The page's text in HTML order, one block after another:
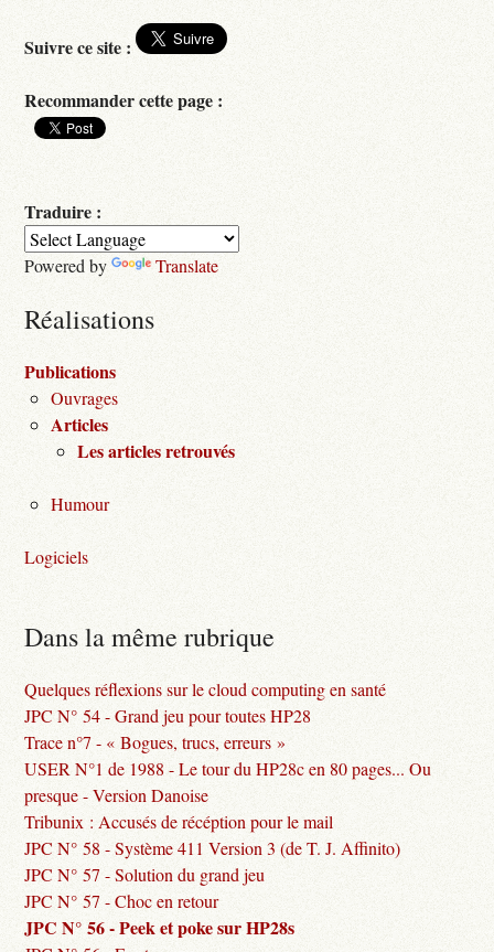
Suivre ce site :
Recommander cette page :
Traduire :
Powered by Translate
Réalisations
Publications
Ouvrages
Articles
Les articles retrouvés
Humour
Logiciels
Dans la même rubrique
Quelques réflexions sur le cloud computing en santé
JPC N° 54 - Grand jeu pour toutes HP28
Trace n°7 - « Bogues, trucs, erreurs »
USER N°1 de 1988 - Le tour du HP28c en 80 pages... Ou
presque - Version Danoise
Tribunix : Accusés de récéption pour le mail
JPC N° 58 - Système 411 Version 3 (de T. J. Affinito)
JPC N° 57 - Solution du grand jeu
JPC N° 57 - Choc en retour
JPC N° 56 - Peek et poke sur HP28s